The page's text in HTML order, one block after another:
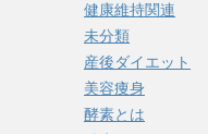
健康維持関連
未分類
産後ダイエット
美容痩身
酵素とは